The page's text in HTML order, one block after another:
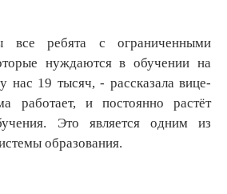
ребята с ограниченными
нуждаются в обучении на
нас 19 тысяч, - рассказала вице-
работает, и постоянно растёт
Это является одним из
образования.